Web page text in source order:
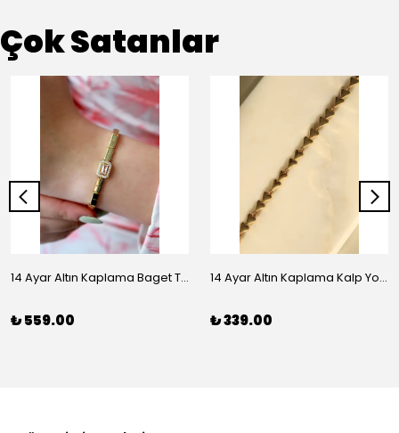
Çok Satanlar
14 Ayar Altın Kaplama Baget Taşlı Vip Bileklik
₺ 559.00
14 Ayar Altın Kaplama Kalp Yolu Bileklik
₺ 339.00